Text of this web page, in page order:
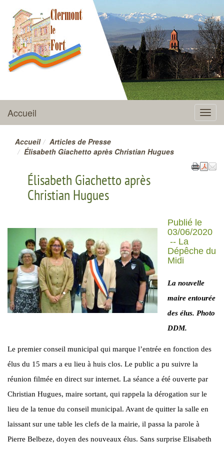
CLERMONT-LE-FORT
Menu
Accueil
Accueil
Articles de Presse
Élisabeth Giachetto après Christian Hugues
Élisabeth Giachetto après
Christian Hugues
Publié le
03/06/2020
-- La
Dépêche du
Midi
La nouvelle
maire entourée
des élus. Photo
DDM.
Le premier conseil municipal qui marque l’entrée en fonction des
élus du 15 mars a eu lieu à huis clos. Le public a pu suivre la
réunion filmée en direct sur internet. La séance a été ouverte par
Christian Hugues, maire sortant, qui rappela la dérogation sur le
lieu de la tenue du conseil municipal. Avant de quitter la salle en
laissant sur une table les clefs de la mairie, il passa la parole à
Pierre Belbeze, doyen des nouveaux élus. Sans surprise Elisabeth